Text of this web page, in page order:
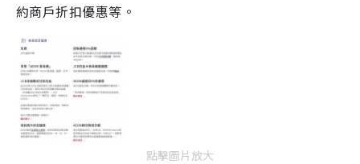
約商戶折扣優惠等。
點擊圖片放大